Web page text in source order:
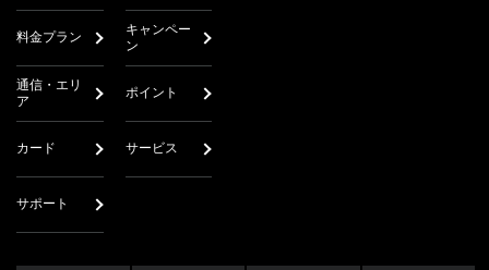
料金プラン
キャンペー
ン
通信・エリ
ア
ポイント
カード サービス
サポート